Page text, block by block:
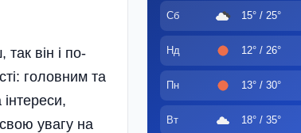
так він і по­
головним та
увагу на
Сб 15° / 25°
Нд 12° / 26°
Пн 13° / 30°
Вт 18° / 35°